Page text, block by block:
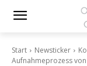
Start Newsticker
Aufnahmeprozess